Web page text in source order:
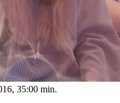
35:00 min.